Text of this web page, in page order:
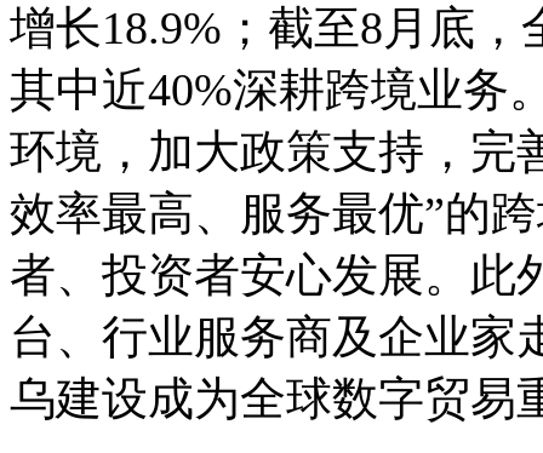
增长18.9%；截至8月底
其中近40%深耕跨境业务
环境，加大政策支持，完
效率最高、服务最优”的
者、投资者安心发展。此
台、行业服务商及企业家
乌建设成为全球数字贸易